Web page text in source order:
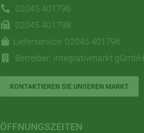
02045 401796
02045 401798
Lieferservice: 02045 401796
Betreiber: Integrativmarkt gGmbH
KONTAKTIEREN SIE UNSEREN MARKT
ÖFFNUNGSZEITEN